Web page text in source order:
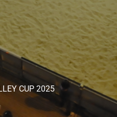
CUP 2025